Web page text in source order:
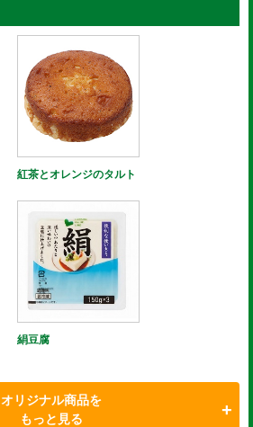
紅茶とオレンジのタルト
絹豆腐
オリジナル商品を
もっと見る